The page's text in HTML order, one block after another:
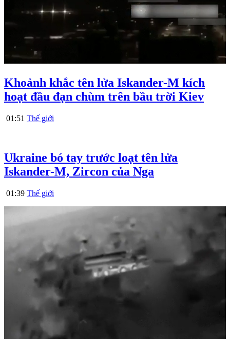
Khoảnh khắc tên lửa Iskander-M kích
hoạt đầu đạn chùm trên bầu trời Kiev
01:51 Thế giới
Ukraine bó tay trước loạt tên lửa
Iskander-M, Zircon của Nga
01:39 Thế giới